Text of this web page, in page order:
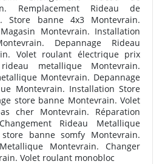
Remplacement Rideau de
Store banne 4x3 Montevrain.
Montevrain. Installation
Depannage Rideau
Volet roulant électrique prix
metallique Montevrain.
Montevrain. Depannage
Montevrain. Installation Store
store banne Montevrain. Volet
cher Montevrain. Réparation
Rideau Metallique
banne somfy Montevrain.
Montevrain. Changer
Volet roulant monobloc